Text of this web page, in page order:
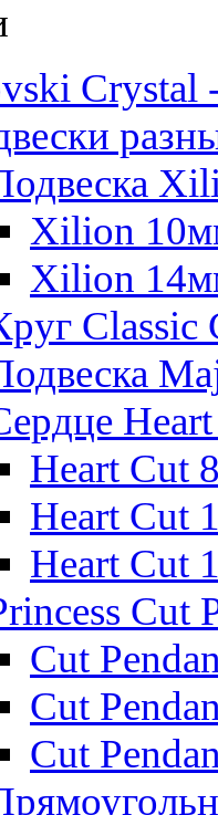
Crystal
Xilion
Xilion
Classic
Heart Cut
Heart Cut
Heart Cut
Cut
Cut
Cut
Cut